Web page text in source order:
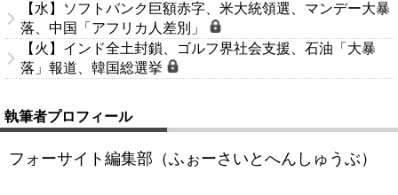
【水】ソフトバンク巨額赤字、米大統領選、マンデー大暴
落、中国「アフリカ人差別」
【火】インド全土封鎖、ゴルフ界社会支援、石油「大暴
落」報道、韓国総選挙
執筆者プロフィール
フォーサイト編集部（ふぉーさいとへんしゅうぶ）